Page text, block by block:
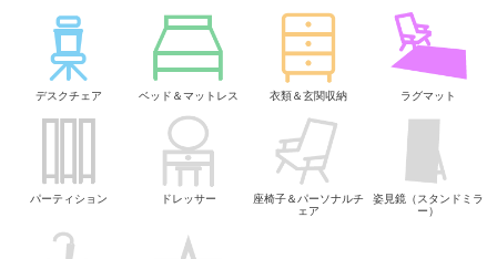
デスクチェア ベッド＆マットレス 衣類＆玄関収納 ラグマット
パーティション ドレッサー
座椅子＆パーソナルチ
ェア
姿見鏡（スタンドミラ
ー）